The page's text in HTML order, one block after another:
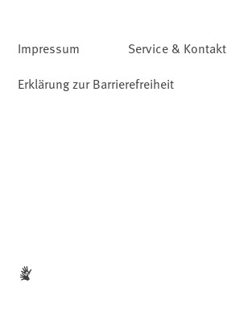
Impressum Service & Kontakt
Erklärung zur Barrierefreiheit